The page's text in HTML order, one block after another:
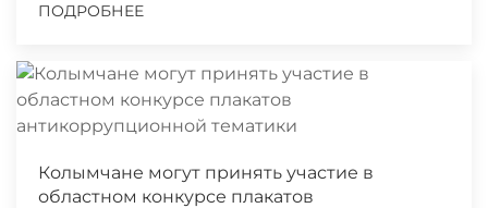
ПОДРОБНЕЕ
Колымчане могут принять участие в
областном конкурсе плакатов